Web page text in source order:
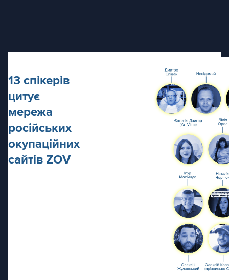
13 спікерів
цитує
мережа
російських
окупаційних
сайтів ZOV